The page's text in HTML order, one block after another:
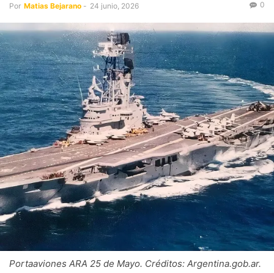
Por Matias Bejarano - 24 junio, 2026 0
Portaaviones ARA 25 de Mayo. Créditos: Argentina.gob.ar.